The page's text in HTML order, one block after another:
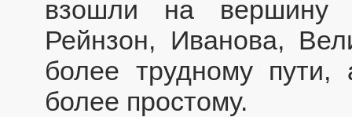
взошли на вершину
Рейнзон, Иванова,
более трудному
более простому.